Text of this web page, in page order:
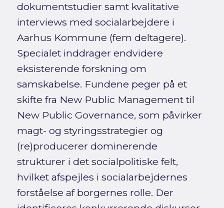
dokumentstudier samt kvalitative
interviews med socialarbejdere i
Aarhus Kommune (fem deltagere).
Specialet inddrager endvidere
eksisterende forskning om
samskabelse. Fundene peger på et
skifte fra New Public Management til
New Public Governance, som påvirker
magt- og styringsstrategier og
(re)producerer dominerende
strukturer i det socialpolitiske felt,
hvilket afspejles i socialarbejdernes
forståelse af borgernes rolle. Der